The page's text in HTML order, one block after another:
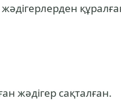
жәдігер сақталған.